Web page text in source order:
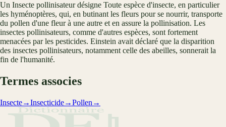
Un Insecte pollinisateur désigne Toute espèce d'insecte, en particulier
les hyménoptères, qui, en butinant les fleurs pour se nourrir, transporte
du pollen d'une fleur à une autre et en assure la pollinisation. Les
insectes pollinisateurs, comme d'autres espèces, sont fortement
menacées par les pesticides. Einstein avait déclaré que la disparition
des insectes pollinisateurs, notamment celle des abeilles, sonnerait la
fin de l'humanité.
Termes associes
Insecte→Insecticide→Pollen →